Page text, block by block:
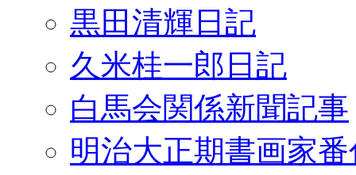
黒田清輝日記
久米桂一郎日記
白馬会関係新聞記事
明治大正期書画家